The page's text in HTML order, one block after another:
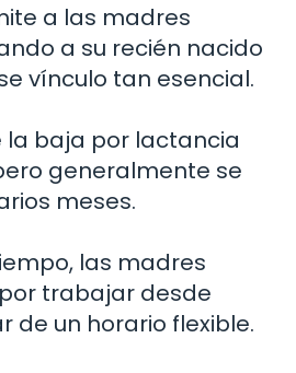
a las madres
a su recién nacido
vínculo tan esencial.
la baja por lactancia
generalmente se
meses.
las madres
trabajar desde
de un horario flexible.